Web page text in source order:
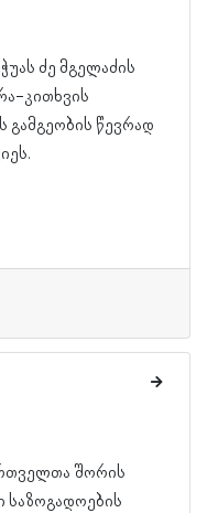
ძე მგელაძის
კითხვის
გამგეობის წევრად
შორის
საზოგადოების